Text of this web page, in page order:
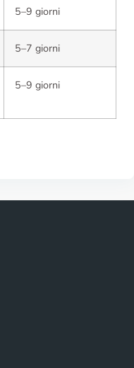
5–9 giorni
5–7 giorni
5–9 giorni